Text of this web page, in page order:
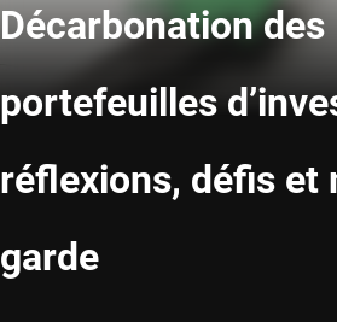
Décarbonation des
portefeuilles
réflexions, défis et
garde